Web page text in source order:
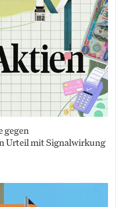
gegen
Urteil mit Signalwirkung